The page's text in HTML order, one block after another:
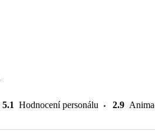
5.1 Hodnocení personálu 2.9